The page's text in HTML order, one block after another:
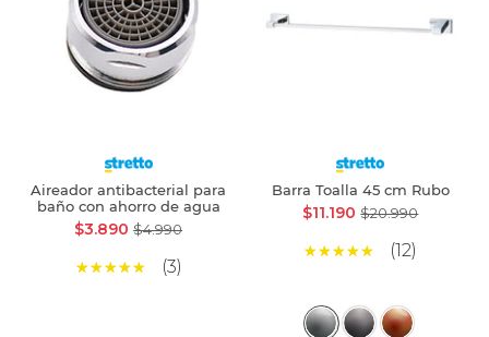
Aireador antibacterial para
baño con ahorro de agua
$3.890$4.990
(3)
Barra Toalla 45 cm Rubo
$11.190$20.990
(12)